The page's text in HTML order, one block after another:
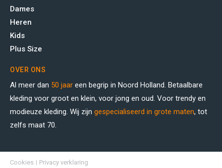
Dames
Heren
Kids
Plus Size
OVER ONS
Al meer dan 50 jaar een begrip in Noord Holland. Betaalbare
kleding voor groot en klein, voor jong en oud. Voor trendy en
modieuze kleding. Wij zijn gespecialiseerd in grote maten, tot
zelfs maat 70.
Cookies Privacy verklaring